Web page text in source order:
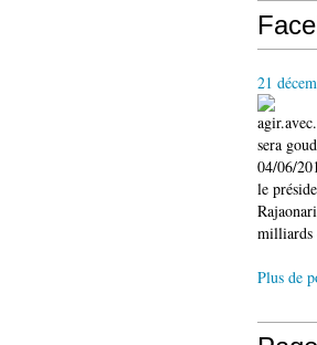
21
sera
04/06/
le
milliards
Plus de